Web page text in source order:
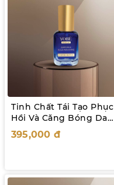
Tinh Chất Tái Tạo Phục
Hồi Và Căng Bóng Da
Chuyên Sâu YOBE
Premium Copper
395,000 đ